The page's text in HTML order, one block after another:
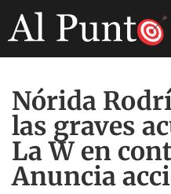
Nórida
las graves
La W en
Anuncia